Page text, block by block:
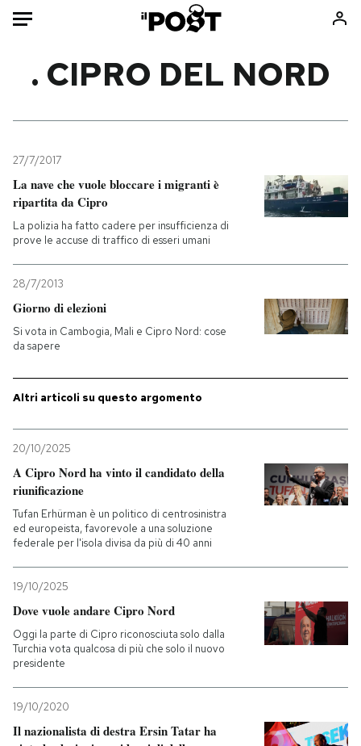
Mondo
Politica
Tecnologia
Internet
Consumismi
Ok Boomer!
Mondiali calcio 2026
PODCAST
NEWSLETTER
SHOP
CALENDARIO
AREA PERSONALE
. CIPRO DEL NORD
27/7/2017
La nave che vuole bloccare i migranti è
ripartita da Cipro
La polizia ha fatto cadere per insufficienza di
prove le accuse di traffico di esseri umani
28/7/2013
Giorno di elezioni
Si vota in Cambogia, Mali e Cipro Nord: cose
da sapere
Altri articoli su questo argomento
20/10/2025
A Cipro Nord ha vinto il candidato della
riunificazione
Tufan Erhürman è un politico di centrosinistra
ed europeista, favorevole a una soluzione
federale per l'isola divisa da più di 40 anni
19/10/2025
Dove vuole andare Cipro Nord
Oggi la parte di Cipro riconosciuta solo dalla
Turchia vota qualcosa di più che solo il nuovo
presidente
19/10/2020
Il nazionalista di destra Ersin Tatar ha